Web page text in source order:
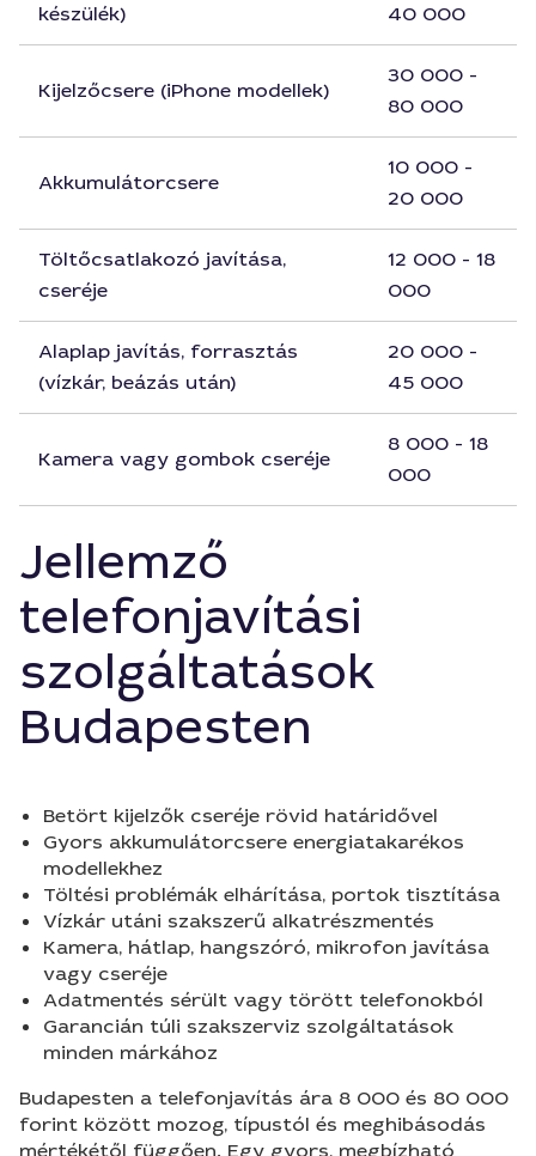
készülék)
40 000
Kijelzőcsere (iPhone modellek)
30 000 -
80 000
Akkumulátorcsere
10 000 -
20 000
Töltőcsatlakozó javítása,
cseréje
12 000 - 18
000
Alaplap javítás, forrasztás
(vízkár, beázás után)
20 000 -
45 000
Kamera vagy gombok cseréje
8 000 - 18
000
Jellemző
telefonjavítási
szolgáltatások
Budapesten
Betört kijelzők cseréje rövid határidővel
Gyors akkumulátorcsere energiatakarékos
modellekhez
Töltési problémák elhárítása, portok tisztítása
Vízkár utáni szakszerű alkatrészmentés
Kamera, hátlap, hangszóró, mikrofon javítása
vagy cseréje
Adatmentés sérült vagy törött telefonokból
Garancián túli szakszerviz szolgáltatások
minden márkához
Budapesten a telefonjavítás ára 8 000 és 80 000
forint között mozog, típustól és meghibásodás
mértékétől függően. Egy gyors, megbízható